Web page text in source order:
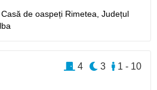
Casă de oaspeți Rimetea,Județul
1 - 10
3
4